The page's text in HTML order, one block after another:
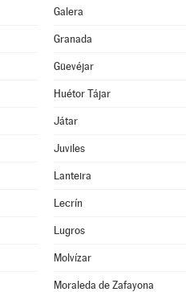
Galera
Granada
Güevéjar
Huétor Tájar
Játar
Juviles
Lanteira
Lecrín
Lugros
Molvízar
Moraleda de Zafayona